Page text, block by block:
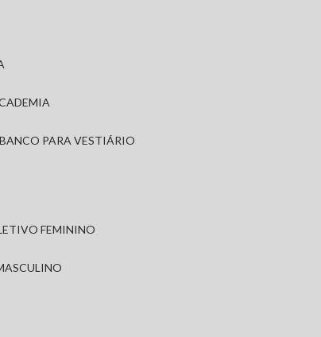
BANCO PARA VESTIÁRIO
FEMININO